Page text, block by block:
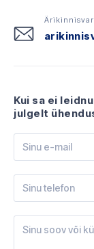
Kui sa ei
julgelt